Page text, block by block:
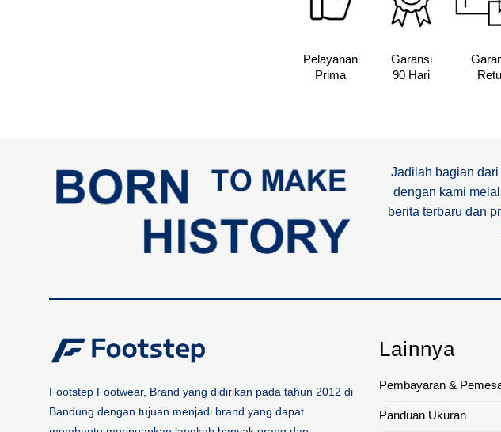
Pelayanan
Prima
Garansi
90 Hari
Jadilah bagian
dengan kami
berita terbaru dan
Footstep Footwear, Brand yang didirikan pada tahun 2012 di
Bandung dengan tujuan menjadi brand yang dapat
Lainnya
Pembayaran &
Panduan Ukuran